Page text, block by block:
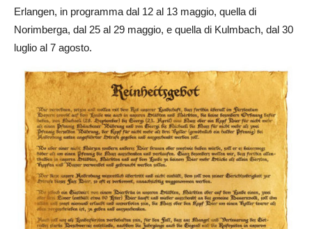
Erlangen, in programma dal 12 al 13 maggio, quella di
Norimberga, dal 25 al 29 maggio, e quella di Kulmbach, dal 30
luglio al 7 agosto.